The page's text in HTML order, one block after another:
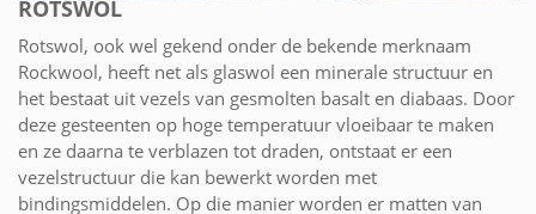
ROTSWOL
Rotswol, ook wel gekend onder de bekende merknaam
Rockwool, heeft net als glaswol een minerale structuur en
het bestaat uit vezels van gesmolten basalt en diabaas. Door
deze gesteenten op hoge temperatuur vloeibaar te maken
en ze daarna te verblazen tot draden, ontstaat er een
vezelstructuur die kan bewerkt worden met
bindingsmiddelen. Op die manier worden er matten van